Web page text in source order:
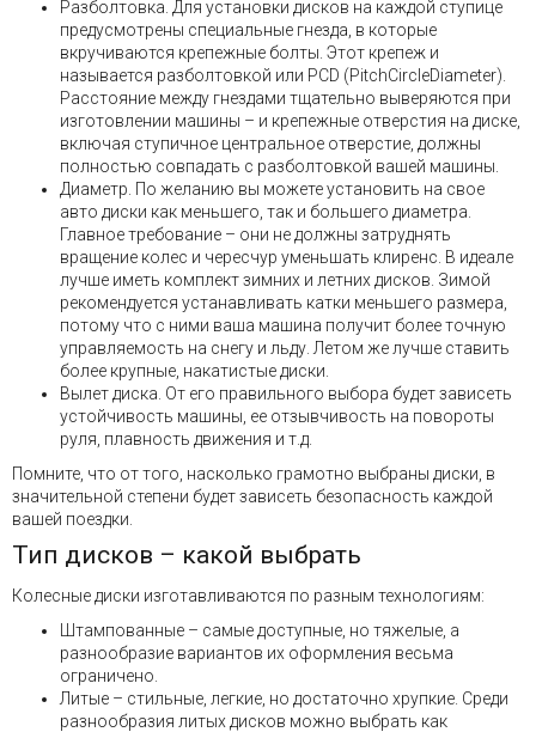
Разболтовка. Для установки дисков на каждой ступице
предусмотрены специальные гнезда, в которые
вкручиваются крепежные болты. Этот крепеж и
называется разболтовкой или PCD (PitchCircleDiameter).
Расстояние между гнездами тщательно выверяются при
изготовлении машины – и крепежные отверстия на диске,
включая ступичное центральное отверстие, должны
полностью совпадать с разболтовкой вашей машины.
Диаметр. По желанию вы можете установить на свое
авто диски как меньшего, так и большего диаметра.
Главное требование – они не должны затруднять
вращение колес и чересчур уменьшать клиренс. В идеале
лучше иметь комплект зимних и летних дисков. Зимой
рекомендуется устанавливать катки меньшего размера,
потому что с ними ваша машина получит более точную
управляемость на снегу и льду. Летом же лучше ставить
более крупные, накатистые диски.
Вылет диска. От его правильного выбора будет зависеть
устойчивость машины, ее отзывчивость на повороты
руля, плавность движения и т.д.
Помните, что от того, насколько грамотно выбраны диски, в
значительной степени будет зависеть безопасность каждой
вашей поездки.
Тип дисков – какой выбрать
Колесные диски изготавливаются по разным технологиям:
Штампованные – самые доступные, но тяжелые, а
разнообразие вариантов их оформления весьма
ограничено.
Литые – стильные, легкие, но достаточно хрупкие. Среди
разнообразия литых дисков можно выбрать как